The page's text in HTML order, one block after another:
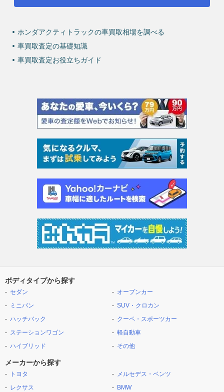
ホンダアクティトラックの車買取相場を調べる
車買取査定の基礎知識
車買取査定お役立ちガイド
ボディタイプから探す
セダン
ミニバン
ハッチバック
ステーションワゴン
ハイブリッド
オープンカー
SUV・クロカン
クーペ・スポーツカー
軽自動車
その他
メーカーから探す
トヨタ
レクサス
メルセデス・ベンツ
BMW